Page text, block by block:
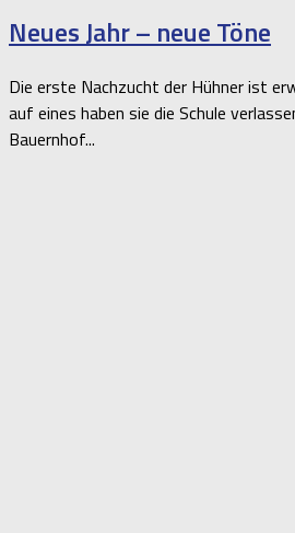
Neues Jahr – neue Töne
Die erste Nachzucht der Hühner ist
auf eines haben sie die Schule
Bauernhof...